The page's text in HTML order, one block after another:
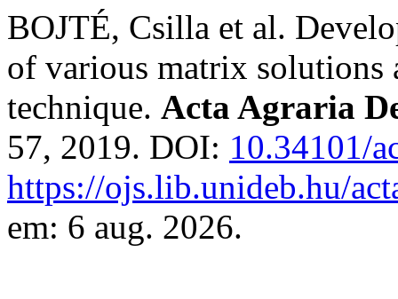
BOJTÉ, Csilla et al.
of various matrix
technique. Acta Agraria
57, 2019. DOI: 10.34101/
https://ojs.lib.unideb.hu/
em: 6 aug. 2026.